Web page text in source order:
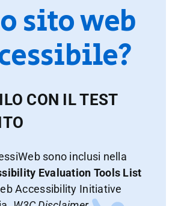
sito web
CON IL TEST
sono inclusi nella
Evaluation Tools List
Accessibility Initiative